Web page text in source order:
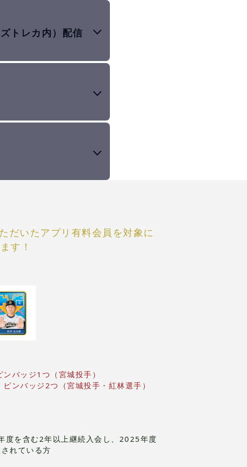
トレカ内）配信
だいたアプリ有料会員を対象に
す！
バッジ1つ（宮城投手）
ンバッジ2つ（宮城投手・紅林選手）
度を含む2年以上継続入会し、2025年度
れている方